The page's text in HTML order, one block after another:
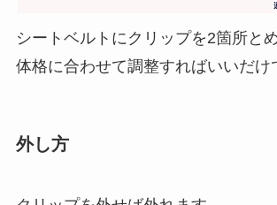
シートベルトにクリップを2箇所と
体格に合わせて調整すればいいだけ
外し方